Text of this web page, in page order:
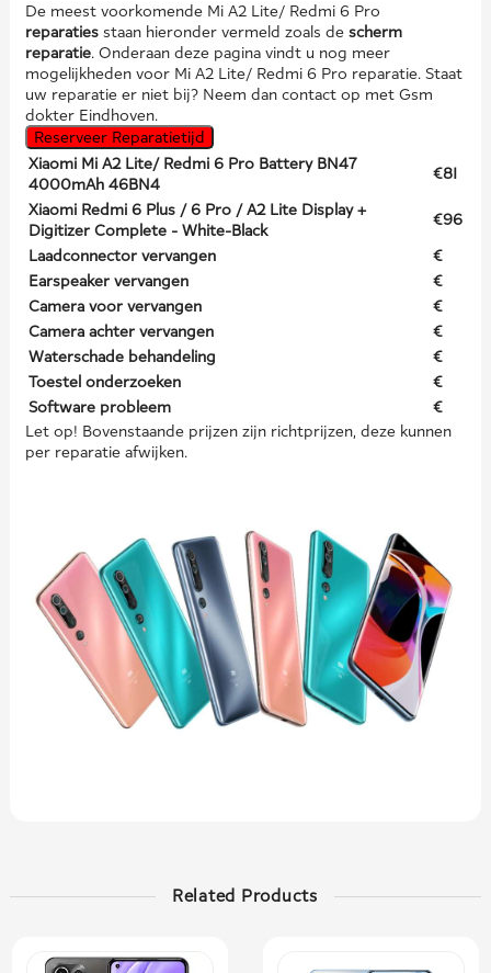
De meest voorkomende Mi A2 Lite/ Redmi 6 Pro
reparatiesstaan hieronder vermeld zoals de scherm
reparatie. Onderaan deze pagina vindt u nog meer
mogelijkheden voor Mi A2 Lite/ Redmi 6 Pro reparatie. Staat
uw reparatie er niet bij? Neem dan contact op met Gsm
dokter Eindhoven.
Reserveer Reparatietijd
Xiaomi Mi A2 Lite/ Redmi 6 Pro Battery BN47
4000mAh 46BN4
€81
Xiaomi Redmi 6 Plus / 6 Pro / A2 Lite Display +
Digitizer Complete - White-Black
€96
Laadconnector vervangen
€
Earspeaker vervangen
€
Camera voor vervangen
€
Camera achter vervangen
€
Waterschade behandeling
€
Toestel onderzoeken
€
Software probleem
€
Let op! Bovenstaande prijzen zijn richtprijzen, deze kunnen
per reparatie afwijken.
Related Products